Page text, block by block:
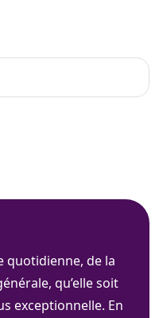
quotidienne, de la
qu’elle soit
exceptionnelle. En